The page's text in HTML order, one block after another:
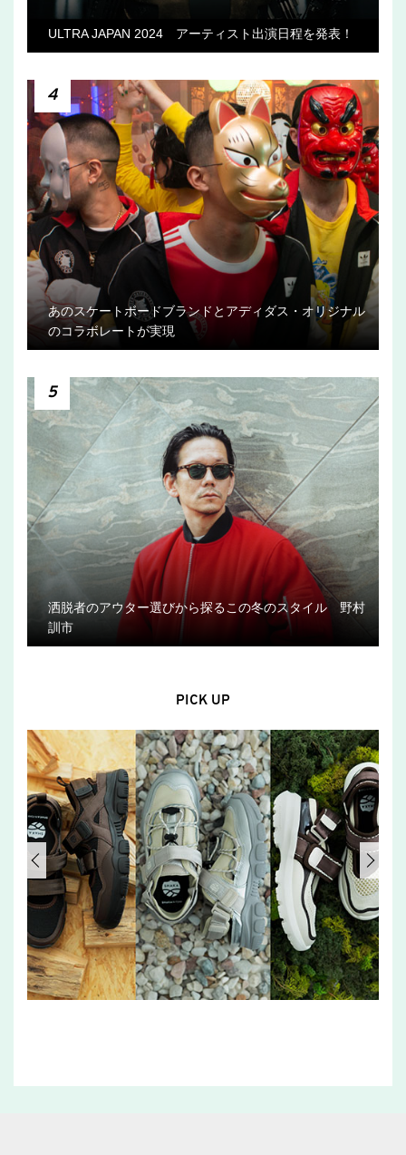
ULTRA JAPAN 2024 アーティスト出演日程を発表！
4
あのスケートボードブランドとアディダス・オリジナル
のコラボレートが実現
5
洒脱者のアウター選びから探るこの冬のスタイル 野村
訓市
PICK UP